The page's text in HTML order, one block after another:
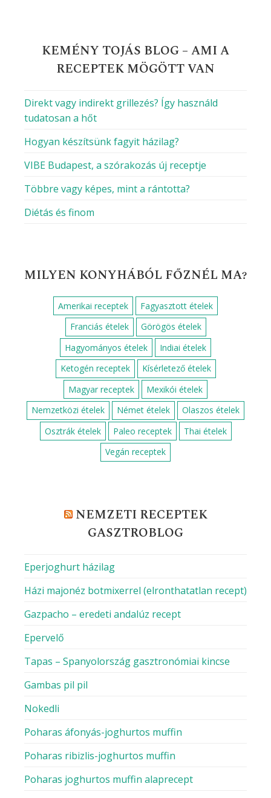
DIÉTÁS RECEPTET KERESEL?
Alacsony kalóriatartalmú
Alacsony szénhidráttartalmú
Alacsony zsírtartalmú
Gluténmentes
Gyors keto ételek
Keto
Magas fehérjetartalmú
Magas rosttartalmú
Paleo
HOGY MOZOGSZ A KONYHÁBAN?
Egyszerű Haladó Kezdő Közép-haladó
KEMÉNY TOJÁS BLOG – AMI A
RECEPTEK MÖGÖTT VAN
Direkt vagy indirekt grillezés? Így használd
tudatosan a hőt
Hogyan készítsünk fagyit házilag?
Diétás és finom
MILYEN KONYHÁBÓL FŐZNÉL MA?
Amerikai receptek
Fagyasztott ételek
Hagyományos ételek
Indiai ételek
Ketogén receptek
Vegán receptek